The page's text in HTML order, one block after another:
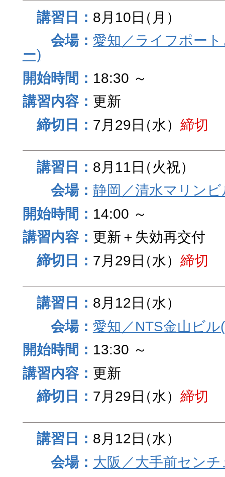
8月10日（月）
愛知／ライフポー
ー)
18:30 ～
更新
7月29日（水） 締切
8月11日（火祝）
静岡／清水マリンビ
14:00 ～
更新＋失効再交付
7月29日（水） 締切
8月12日（水）
愛知／NTS金山ビ
13:30 ～
更新
7月29日（水） 締切
8月12日（水）
大阪／大手前セン